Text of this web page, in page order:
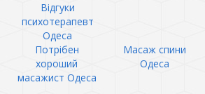
Відгуки
психотерапевт
Одеса
Потрібен
хороший
масажист Одеса
Масаж спини
Одеса